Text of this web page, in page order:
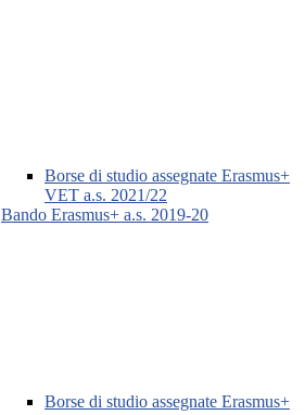
Borse di studio assegnate Erasmus+
VET a.s. 2021/22
Bando Erasmus+ a.s. 2019-20
Borse di studio assegnate Erasmus+